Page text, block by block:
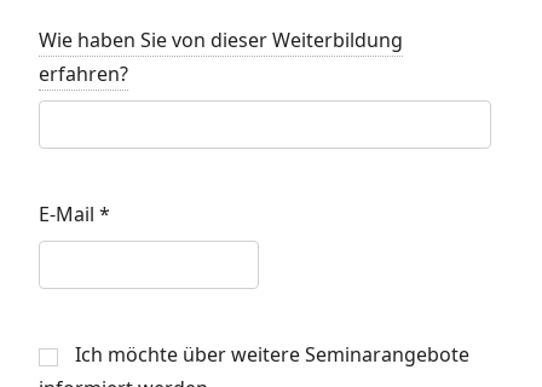
Wie haben Sie von dieser Weiterbildung
erfahren?
E-Mail*
Ich möchte über weitere Seminarangebote